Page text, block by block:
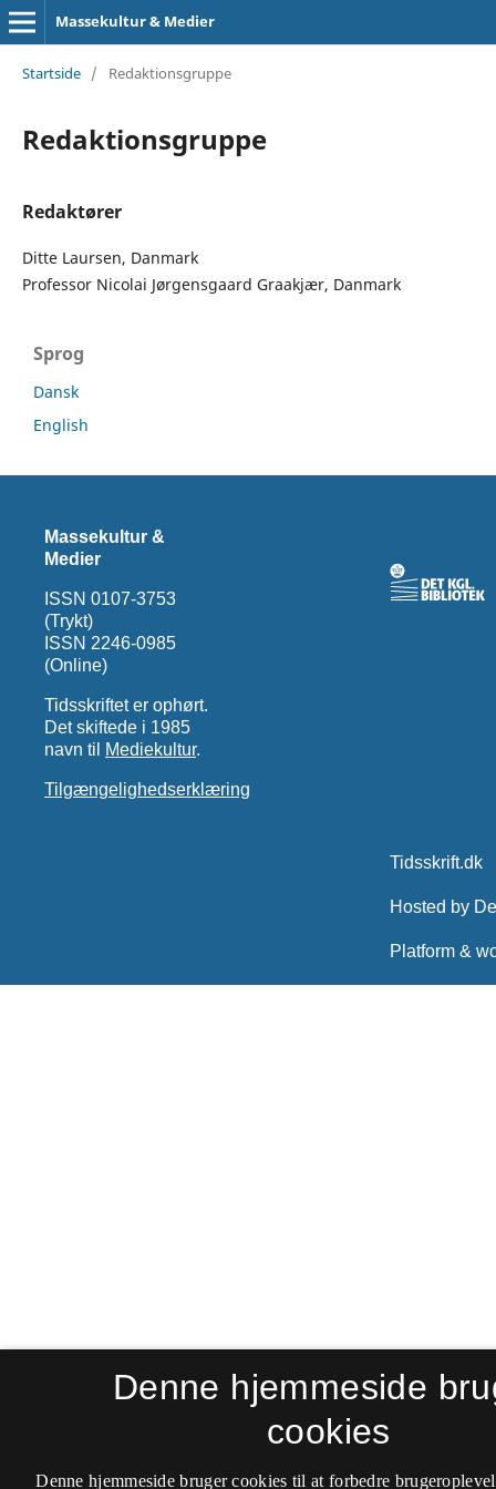
Massekultur & Medier
Startside / Redaktionsgruppe
Redaktionsgruppe
Redaktører
Ditte Laursen, Danmark
Professor Nicolai Jørgensgaard Graakjær, Danmark
Sprog
Dansk
English
Massekultur &
Medier
ISSN 0107-3753
(Trykt)
ISSN 2246-0985
(Online)
Tidsskriftet er ophørt.
Det skiftede i 1985
navn til
Mediekultur.
Tilgængelighedserklæring
Denne hjemmeside
cookies
Denne hjemmeside bruger cookies til at forbedre